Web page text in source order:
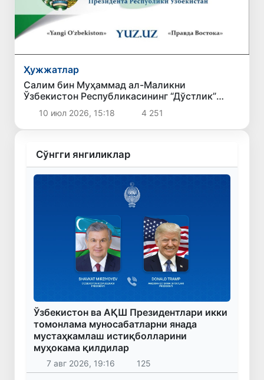
Ҳужжатлар
Салим бин Муҳаммад ал-Маликни
Ўзбекистон Республикасининг “Дўстлик”
ордени билан мукофотлаш тўғрисида
10 июл 2026, 15:18 4 251
Сўнгги янгиликлар
Ўзбекистон ва АҚШ Президентлари икки
томонлама муносабатларни янада
мустаҳкамлаш истиқболларини
муҳокама қилдилар
7 авг 2026, 19:16 125